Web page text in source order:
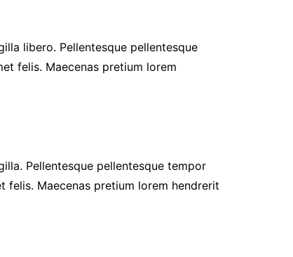
libero. Pellentesque pellentesque
felis. Maecenas pretium lorem
Pellentesque pellentesque tempor
felis. Maecenas pretium lorem hendrerit